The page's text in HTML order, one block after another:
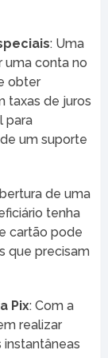
: Uma
uma conta no
obter
taxas de juros
para
um suporte
de uma
tenha
cartão pode
que precisam
Pix: Com a
realizar